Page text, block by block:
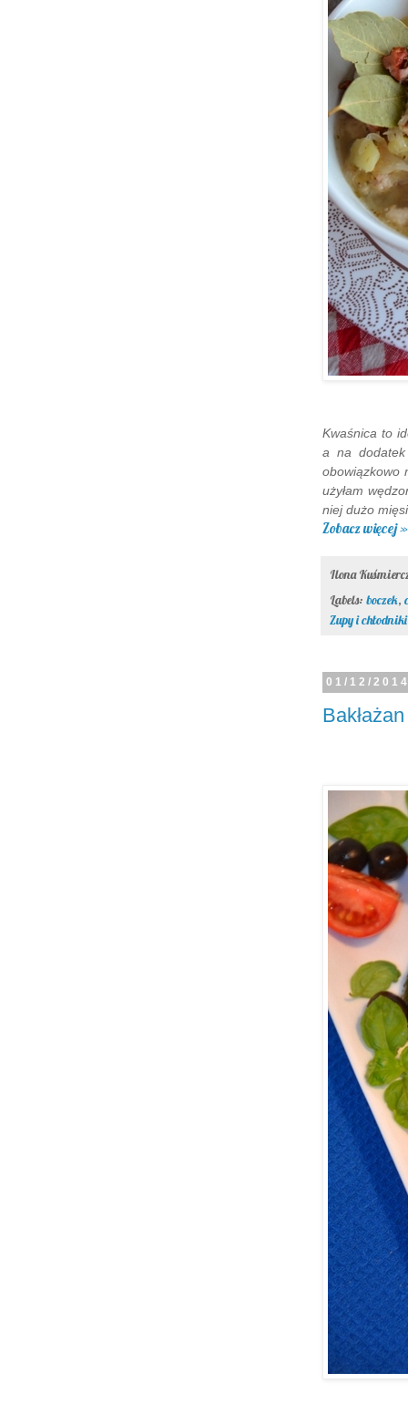
Kwaśnica to
a na
obowiązkowo
użyłam
niej dużo
Zobacz więcej »
Ilona
Labels: boczek,
Zupy i chłodniki
01/12/